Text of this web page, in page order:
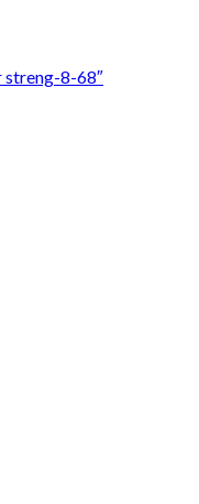
streng-8-68″